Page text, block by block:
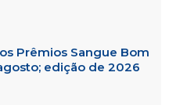
Prêmios Sangue Bom
edição de 2026